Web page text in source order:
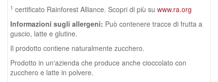
1 certificato Rainforest Alliance. Scopri di più su www.ra.org
Informazioni sugli allergeni: Può contenere tracce di frutta a
guscio, latte e glutine.
Il prodotto contiene naturalmente zucchero.
Prodotto in un'azienda che produce anche cioccolato con
zucchero e latte in polvere.